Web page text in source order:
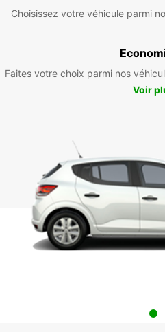
Choisissez votre véhicule parmi
Faites votre choix parmi nos
Voir